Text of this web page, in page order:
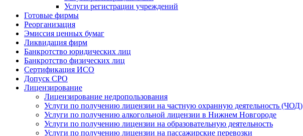
Услуги регистрации учреждений
Готовые фирмы
Реорганизация
Эмиссия ценных бумаг
Ликвидация фирм
Банкротство юридических лиц
Банкротство физических лиц
Сертификация ИСО
Допуск СРО
Лицензирование
Лицензирование недропользования
Услуги по получению лицензии на частную охранную деятельность (ЧОД)
Услуги по получению алкогольной лицензии в Нижнем Новгороде
Услуги по получению лицензии на образовательную деятельность
Услуги по получению лицензии на пассажирские перевозки